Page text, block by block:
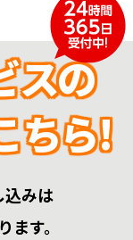
スの
ちら!
込みは
す。